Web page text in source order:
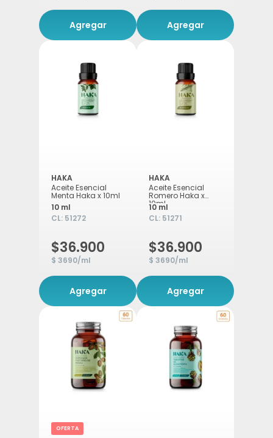
Agregar Agregar
HAKA
Aceite Esencial
Menta Haka x 10ml
10 ml
CL: 51272
$36.900
$ 3690/ml
Agregar
HAKA
Aceite Esencial
Romero Haka x
10ml
10 ml
CL: 51271
$36.900
$ 3690/ml
Agregar
OFERTA